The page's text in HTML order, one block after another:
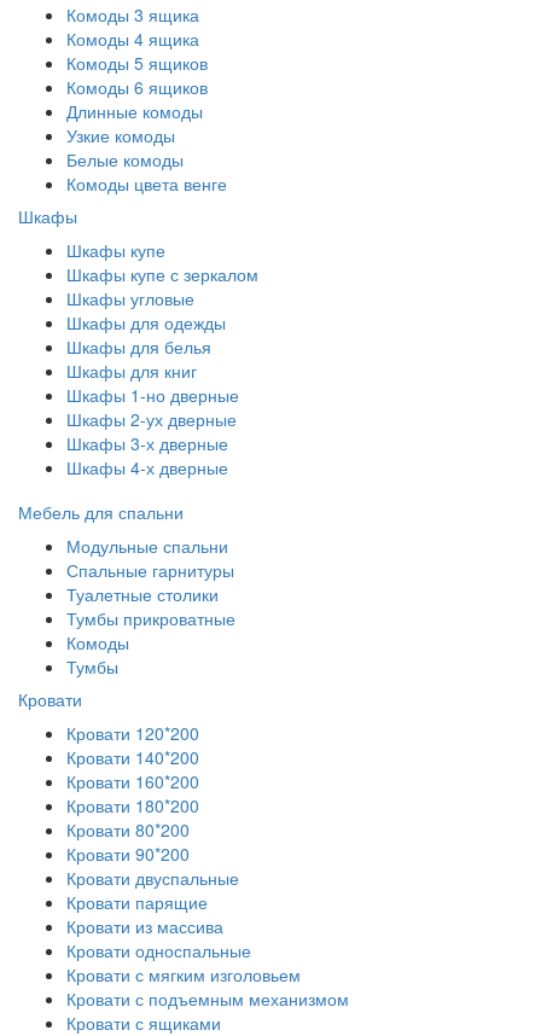
Комоды 3 ящика
Комоды 4 ящика
Комоды 5 ящиков
Комоды 6 ящиков
Длинные комоды
Узкие комоды
Белые комоды
Комоды цвета венге
Шкафы
Шкафы купе
Шкафы купе с зеркалом
Шкафы угловые
Шкафы для одежды
Шкафы для белья
Шкафы для книг
Шкафы 1-но дверные
Шкафы 2-ух дверные
Шкафы 3-х дверные
Шкафы 4-х дверные
Мебель для спальни
Модульные спальни
Спальные гарнитуры
Туалетные столики
Тумбы прикроватные
Комоды
Тумбы
Кровати
Кровати 120*200
Кровати 140*200
Кровати 160*200
Кровати 180*200
Кровати 80*200
Кровати 90*200
Кровати двуспальные
Кровати парящие
Кровати из массива
Кровати односпальные
Кровати с мягким изголовьем
Кровати с подъемным механизмом
Кровати с ящиками